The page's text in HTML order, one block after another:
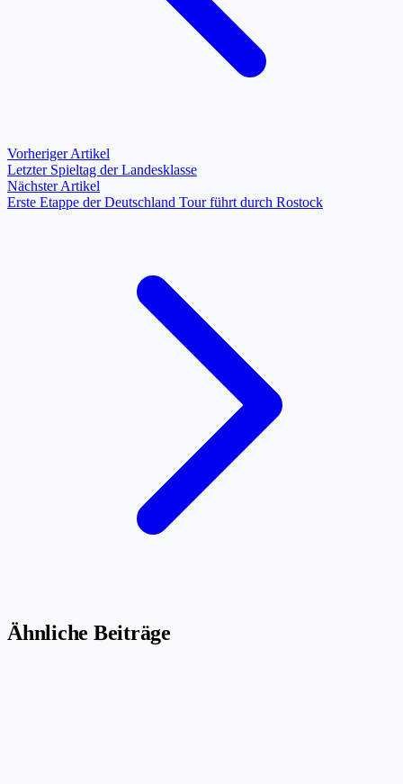
Vorheriger Artikel
Letzter Spieltag der Landesklasse
Nächster Artikel
Erste Etappe der Deutschland Tour führt durch Rostock
Ähnliche Beiträge